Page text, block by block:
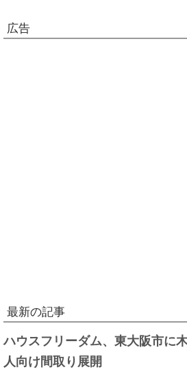
広告
最新の記事
ハウスフリーダム、東大阪市に
人向け間取り展開